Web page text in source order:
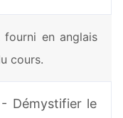
en anglais
cours.
- Démystifier le